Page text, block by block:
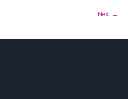
Next →